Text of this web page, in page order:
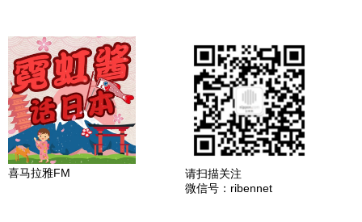
喜马拉雅FM
请扫描关注
微信号：ribennet